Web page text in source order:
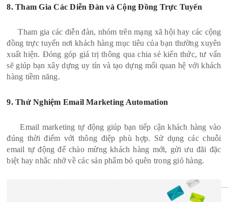
8. Tham Gia Các Diễn Đàn và Cộng Đồng Trực Tuyến
Tham gia các diễn đàn, nhóm trên mạng xã hội hay các cộng
đồng trực tuyến nơi khách hàng mục tiêu của bạn thường xuyên
xuất hiện. Đóng góp giá trị thông qua chia sẻ kiến thức, tư vấn
sẽ giúp bạn xây dựng uy tín và tạo dựng mối quan hệ với khách
hàng tiềm năng.
9. Thử Nghiệm Email Marketing Automation
Email marketing tự động giúp bạn tiếp cận khách hàng vào
đúng thời điểm với thông điệp phù hợp. Sử dụng các chuỗi
email tự động để chào mừng khách hàng mới, gửi ưu đãi đặc
biệt hay nhắc nhở về các sản phẩm bỏ quên trong giỏ hàng.